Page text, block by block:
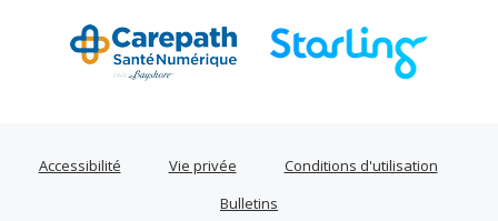
Accessibilité Vie privée
Conditions d'utilisation
Bulletins